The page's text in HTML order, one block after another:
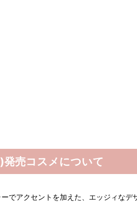
発売コスメについて
でアクセントを加えた、エッジィなデ